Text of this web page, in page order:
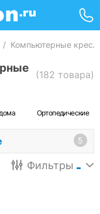
/ Компьютерные
(182 товара)
Ортопедические
5
Фильтры